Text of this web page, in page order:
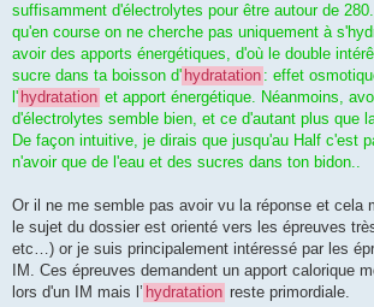
suffisamment d'électrolytes pour être autour de
qu'en course on ne cherche pas uniquement à
avoir des apports énergétiques, d'où le double
sucre dans ta boisson d' hydratation : effet
l' hydratation et apport énergétique. Néanmoins,
d'électrolytes semble bien, et ce d'autant plus que
De façon intuitive, je dirais que jusqu'au Half c'est
n'avoir que de l'eau et des sucres dans ton bidon..
Or il ne me semble pas avoir vu la réponse et cela
le sujet du dossier est orienté vers les épreuves
etc…) or je suis principalement intéressé par les
IM. Ces épreuves demandent un apport calorique
lors d'un IM mais l’ hydratation reste primordiale.